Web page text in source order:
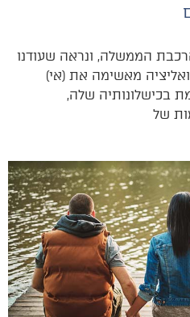
הממשלה, ונראה שעודנו
מאשימה את (אי)
בכישלונותיה שלה,
של